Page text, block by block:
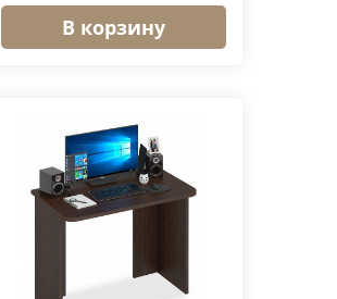
В корзину